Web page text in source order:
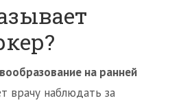
на ранней
врачу наблюдать за